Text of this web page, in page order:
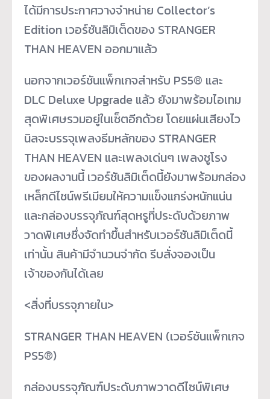
ได้มีการประกาศวางจำหน่าย Collector’s
Edition เวอร์ชันลิมิเต็ดของ STRANGER
THAN HEAVEN ออกมาแล้ว
นอกจากเวอร์ชันแพ็กเกจสำหรับ PS5® และ
DLC Deluxe Upgrade แล้ว ยังมาพร้อมไอเทม
สุดพิเศษรวมอยู่ในเซ็ตอีกด้วย โดยแผ่นเสียงไว
นิลจะบรรจุเพลงธีมหลักของ STRANGER
THAN HEAVEN และเพลงเด่นๆ เพลงชูโรง
ของผลงานนี้ เวอร์ชันลิมิเต็ดนี้ยังมาพร้อมกล่อง
เหล็กดีไซน์พรีเมียมให้ความแข็งแกร่งหนักแน่น
และกล่องบรรจุภัณฑ์สุดหรูที่ประดับด้วยภาพ
วาดพิเศษซึ่งจัดทำขึ้นสำหรับเวอร์ชันลิมิเต็ดนี้
เท่านั้น สินค้ามีจำนวนจำกัด รีบสั่งจองเป็น
เจ้าของกันได้เลย
<สิ่งที่บรรจุภายใน>
STRANGER THAN HEAVEN (เวอร์ชันแพ็กเกจ
PS5®)
กล่องบรรจุภัณฑ์ประดับภาพวาดดีไซน์พิเศษ